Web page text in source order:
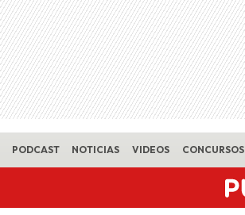
PODCAST NOTICIAS VIDEOS CONCURSOS